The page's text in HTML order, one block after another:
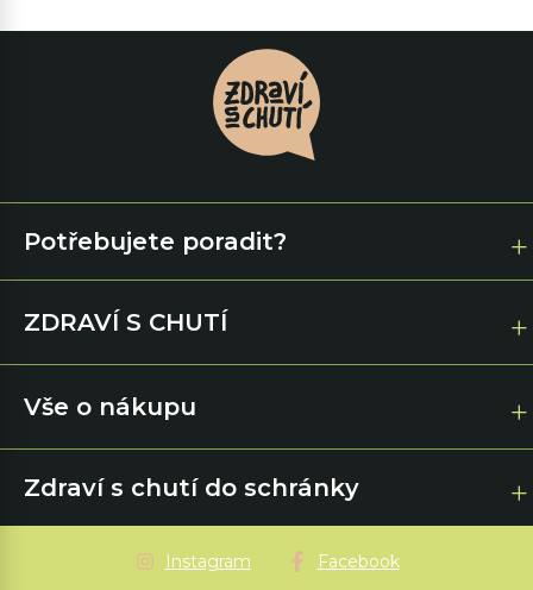
Potřebujete poradit?
ZDRAVÍ S CHUTÍ
Vše o nákupu
Zdraví s chutí do schránky
Instagram Facebook